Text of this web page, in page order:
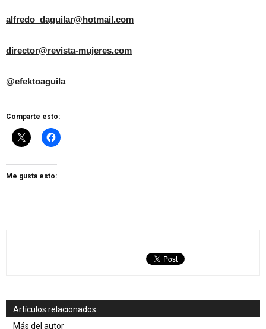
alfredo_daguilar@hotmail.com
director@revista-mujeres.com
@efektoaguila
Comparte esto:
Me gusta esto:
Artículos relacionados
Más del autor